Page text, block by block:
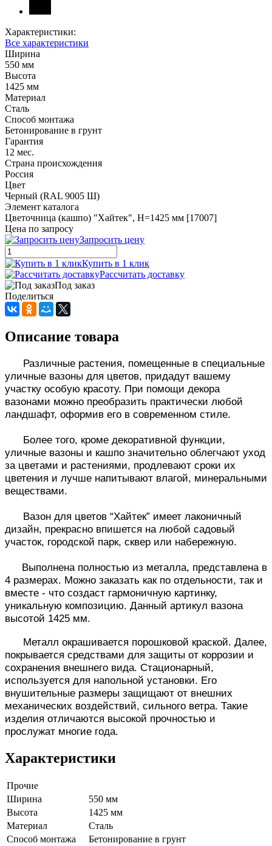
Характеристики:
Все характеристики
Ширина
550 мм
Высота
1425 мм
Материал
Сталь
Способ монтажа
Бетонирование в грунт
Гарантия
12 мес.
Страна происхождения
Россия
Цвет
Черный (RAL 9005 Ш)
Элемент каталога
Цветочница (кашпо) "Хайтек", H=1425 мм [17007]
Цена по запросу
Запросить цену
Купить в 1 клик
Рассчитать доставку
Под заказ
Поделиться
Описание товара
Различные растения, помещенные в специальные
уличные вазоны для цветов, придадут вашему
участку особую красоту. При помощи декора
вазонами можно преобразить практически любой
ландшафт, оформив его в современном стиле.
Более того, кроме декоративной функции,
уличные вазоны и кашпо значительно облегчают уход
за цветами и растениями, продлевают сроки их
цветения и лучше напитывают влагой, минеральными
веществами.
Вазон для цветов “Хайтек” имеет лаконичный
дизайн, прекрасно впишется на любой садовый
участок, городской парк, сквер или набережную.
Выполнена полностью из металла, представлена в
4 размерах. Можно заказать как по отдельности, так и
вместе - что создаст гармоничную картинку,
уникальную композицию. Данный артикул вазона
высотой 1425 мм.
Металл окрашивается порошковой краской. Далее,
покрывается средствами для защиты от коррозии и
сохранения внешнего вида. Стационарный,
используется для напольной установки. Его
внушительные размеры защищают от внешних
механических воздействий, сильного ветра. Такие
изделия отличаются высокой прочностью и
прослужат многие года.
Характеристики
Прочие
Ширина
550 мм
Высота
1425 мм
Материал
Сталь
Способ монтажа
Бетонирование в грунт